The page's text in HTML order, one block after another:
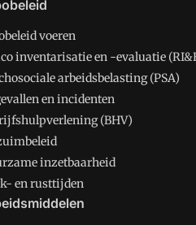
voeren
inventarisatie en -evaluatie
arbeidsbelasting (PSA)
en incidenten
(BHV)
inzetbaarheid
en rusttijden